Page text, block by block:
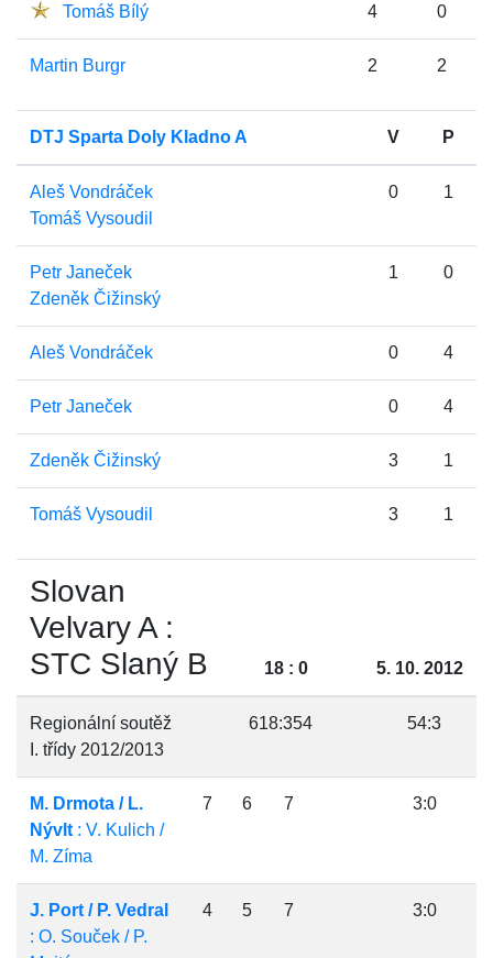
Tomáš Bílý 4 0
Martin Burgr 2 2
DTJ Sparta Doly Kladno A V P
Aleš Vondráček
Tomáš Vysoudil
0 1
Petr Janeček
Zdeněk Čižinský
1 0
Aleš Vondráček 0 4
Petr Janeček 0 4
Zdeněk Čižinský 3 1
Tomáš Vysoudil 3 1
Slovan
Velvary A :
STC Slaný B
18 : 0 5. 10. 2012
Regionální soutěž
I. třídy 2012/2013
618:354 54:3
M. Drmota / L.
Nývlt : V. Kulich /
M. Zíma
7 6 7 3:0
J. Port / P. Vedral
: O. Souček / P.
4 5 7 3:0